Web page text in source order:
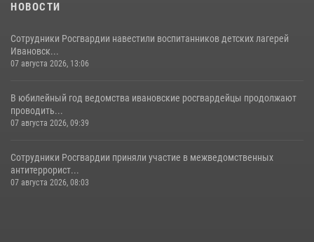
НОВОСТИ
Сотрудники Росгвардии навестили воспитанников детских лагерей
Ивановск...
07 августа 2026, 13:06
В юбилейный год ведомства ивановские росгвардейцы продолжают
проводить...
07 августа 2026, 09:39
Сотрудники Росгвардии приняли участие в межведомственных
антитеррорист...
07 августа 2026, 08:03